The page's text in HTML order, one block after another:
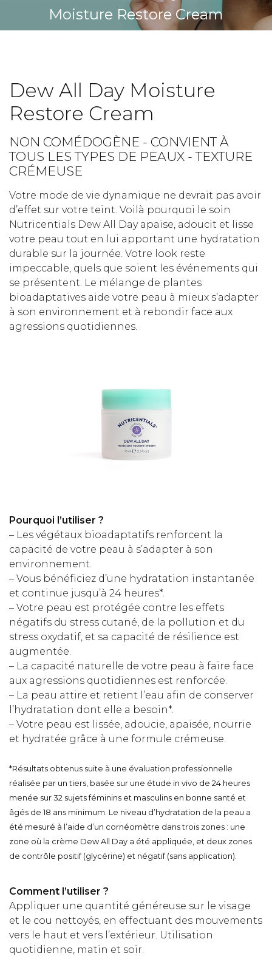
Moisture Restore Cream
Dew All Day Moisture
Restore Cream
NON COMÉDOGÈNE - CONVIENT À
TOUS LES TYPES DE PEAUX - TEXTURE
CRÉMEUSE
Votre mode de vie dynamique ne devrait pas avoir
d’effet sur votre teint. Voilà pourquoi le soin
Nutricentials Dew All Day apaise, adoucit et lisse
votre peau tout en lui apportant une hydratation
durable sur la journée. Votre look reste
impeccable, quels que soient les événements qui
se présentent. Le mélange de plantes
bioadaptatives aide votre peau à mieux s’adapter
à son environnement et à rebondir face aux
agressions quotidiennes.
Pourquoi l’utiliser ?
– Les végétaux bioadaptatifs renforcent la
capacité de votre peau à s’adapter à son
environnement.
– Vous bénéficiez d’une hydratation instantanée
et continue jusqu’à 24 heures*.
– Votre peau est protégée contre les effets
négatifs du stress cutané, de la pollution et du
stress oxydatif, et sa capacité de résilience est
augmentée.
– La capacité naturelle de votre peau à faire face
aux agressions quotidiennes est renforcée.
– La peau attire et retient l’eau afin de conserver
l’hydratation dont elle a besoin*.
– Votre peau est lissée, adoucie, apaisée, nourrie
et hydratée grâce à une formule crémeuse.
*Résultats obtenus suite à une évaluation professionnelle
réalisée par un tiers, basée sur une étude in vivo de 24 heures
menée sur 32 sujets féminins et masculins en bonne santé et
âgés de 18 ans minimum. Le niveau d’hydratation de la peau a
été mesuré à l’aide d’un cornéomètre dans trois zones : une
zone où la crème Dew All Day a été appliquée, et deux zones
de contrôle positif (glycérine) et négatif (sans application).
Comment l’utiliser ?
Appliquer une quantité généreuse sur le visage
et le cou nettoyés, en effectuant des mouvements
vers le haut et vers l’extérieur. Utilisation
quotidienne, matin et soir.